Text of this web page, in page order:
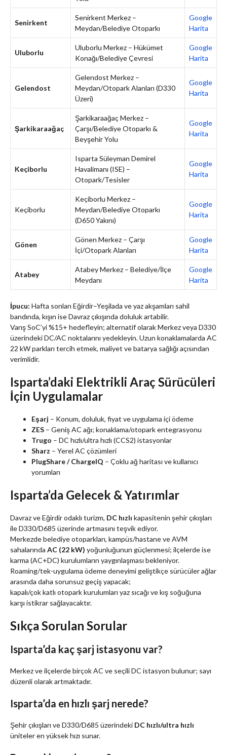
Senirkent
Senirkent Merkez –
Meydan/Belediye Otoparkı
Google
Harita
Uluborlu
Uluborlu Merkez – Hükümet
Konağı/Belediye Çevresi
Google
Harita
Gelendost
Gelendost Merkez –
Meydan/Otopark Alanları (D330
Üzeri)
Google
Harita
Şarkikaraağaç
Şarkikaraağaç Merkez –
Çarşı/Belediye Otoparkı &
Beyşehir Yolu
Google
Harita
Keçiborlu
Isparta Süleyman Demirel
Havalimanı (ISE) –
Otopark/Tesisler
Google
Harita
Keçiborlu
Keçiborlu Merkez –
Meydan/Belediye Otoparkı
(D650 Yakını)
Google
Harita
Gönen
Gönen Merkez – Çarşı
İçi/Otopark Alanları
Google
Harita
Atabey
Atabey Merkez – Belediye/İlçe
Meydanı
Google
Harita
İpucu: Hafta sonları Eğirdir–Yeşilada ve yaz akşamları sahil
bandında, kışın ise Davraz çıkışında doluluk artabilir.
Varış SoC’yi %15+ hedefleyin; alternatif olarak Merkez veya D330
üzerindeki DC/AC noktalarını yedekleyin. Uzun konaklamalarda AC
22 kW parkları tercih etmek, maliyet ve batarya sağlığı açısından
verimlidir.
Isparta’daki Elektrikli Araç Sürücüleri
İçin Uygulamalar
Eşarj – Konum, doluluk, fiyat ve uygulama içi ödeme
ZES – Geniş AC ağı; konaklama/otopark entegrasyonu
Trugo – DC hızlı/ultra hızlı (CCS2) istasyonlar
Sharz – Yerel AC çözümleri
PlugShare / ChargeIQ – Çoklu ağ haritası ve kullanıcı
yorumları
Isparta’da Gelecek & Yatırımlar
Davraz ve Eğirdir odaklı turizm, DC hızlı kapasitenin şehir çıkışları
ile D330/D685 üzerinde artmasını teşvik ediyor.
Merkezde belediye otoparkları, kampüs/hastane ve AVM
sahalarında AC (22 kW) yoğunluğunun güçlenmesi; ilçelerde ise
karma (AC+DC) kurulumların yaygınlaşması bekleniyor.
Roaming/tek-uygulama ödeme deneyimi geliştikçe sürücüler ağlar
arasında daha sorunsuz geçiş yapacak;
kapalı/çok katlı otopark kurulumları yaz sıcağı ve kış soğuğuna
karşı istikrar sağlayacaktır.
Sıkça Sorulan Sorular
Isparta’da kaç şarj istasyonu var?
Merkez ve ilçelerde birçok AC ve seçili DC istasyon bulunur; sayı
düzenli olarak artmaktadır.
Isparta’da en hızlı şarj nerede?
Şehir çıkışları ve D330/D685 üzerindeki DC hızlı/ultra hızlı
üniteler en yüksek hızı sunar.